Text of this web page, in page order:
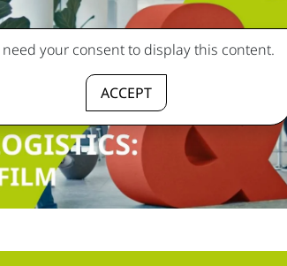
need your consent to display this content.
ACCEPT